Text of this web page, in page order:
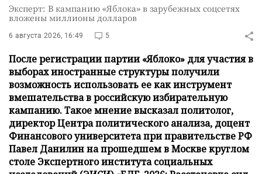
Эксперт: В кампанию «Яблока» в зарубежных соцсетях
вложены миллионы долларов
6 августа 2026, 16:49 5
После регистрации партии «Яблоко» для участия в
выборах иностранные структуры получили
возможность использовать ее как инструмент
вмешательства в российскую избирательную
кампанию. Такое мнение высказал политолог,
директор Центра политического анализа, доцент
Финансового университета при правительстве РФ
Павел Данилин на прошедшем в Москве круглом
столе Экспертного института социальных